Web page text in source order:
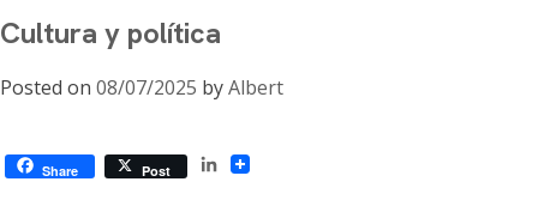
Cultura y política
Posted on 08/07/2025 byAlbert
Share Post
LinkedIn